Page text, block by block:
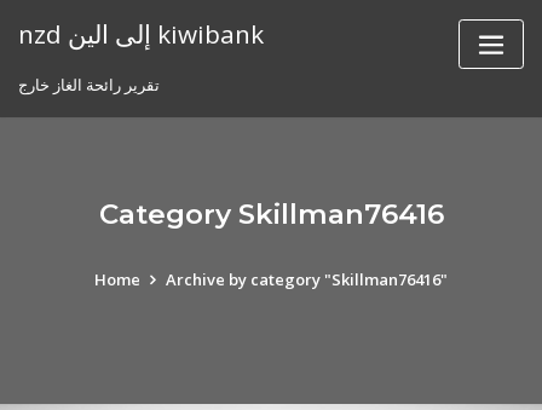
nzd إلى الين kiwibank
تقرير رائحة الغاز خارج
Category Skillman76416
Home Archive by category "Skillman76416"